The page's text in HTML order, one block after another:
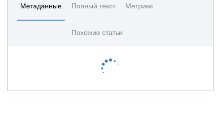
Метаданные Полный текст Метрики
Похожие статьи